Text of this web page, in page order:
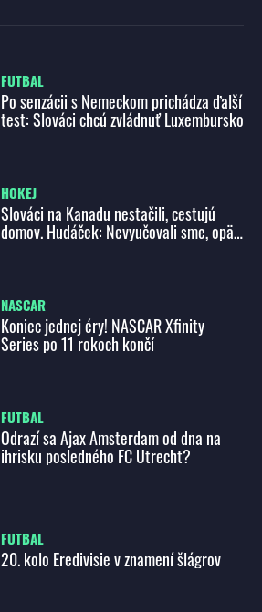
FUTBAL
Po senzácii s Nemeckom prichádza ďalší
test: Slováci chcú zvládnuť Luxembursko
HOKEJ
Slováci na Kanadu nestačili, cestujú
domov. Hudáček: Nevyučovali sme, opäť
NASCAR
Koniec jednej éry! NASCAR Xfinity
Series po 11 rokoch končí
FUTBAL
Odrazí sa Ajax Amsterdam od dna na
ihrisku posledného FC Utrecht?
FUTBAL
20. kolo Eredivisie v znamení šlágrov